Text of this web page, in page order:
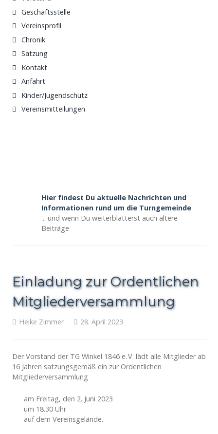
Geschäftsstelle
Vereinsprofil
Chronik
Satzung
Kontakt
Anfahrt
Kinder/Jugendschutz
Vereinsmitteilungen
Hier findest Du aktuelle Nachrichten und
Informationen rund um die Turngemeinde
... und wenn Du weiterblätterst auch ältere
Beiträge
Einladung zur Ordentlichen
Mitgliederversammlung
Heike Zimmer 28. April 2023
Der Vorstand der TG Winkel 1846 e. V. lädt alle Mitglieder ab
16 Jahren satzungsgemäß ein zur Ordentlichen
Mitgliederversammlung
am Freitag, den 2. Juni 2023
um 18.30 Uhr
auf dem Vereinsgelände.